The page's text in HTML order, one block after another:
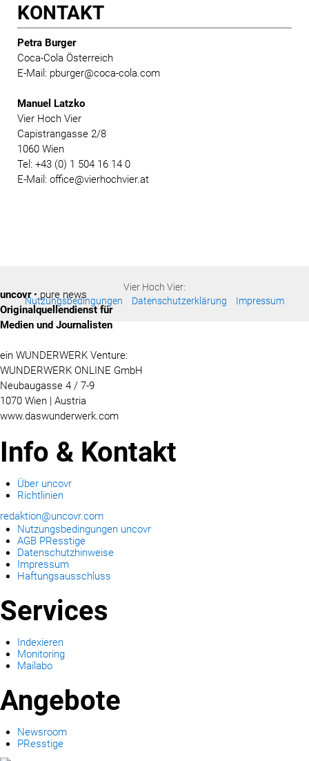
KONTAKT
Petra Burger
Coca-Cola Österreich
E-Mail: pburger@coca-cola.com
Manuel Latzko
Vier Hoch Vier
Capistrangasse 2/8
1060 Wien
Tel: +43 (0) 1 504 16 14 0
E-Mail: office@vierhochvier.at
Vier Hoch Vier:
Nutzungsbedingungen
Datenschutzerklärung Impressum
uncovr• pure news
Originalquellendienst für
Medien und Journalisten
ein WUNDERWERK Venture:
WUNDERWERK ONLINE GmbH
Neubaugasse 4 / 7-9
1070 Wien | Austria
www.daswunderwerk.com
Info & Kontakt
Über uncovr
Richtlinien
redaktion@uncovr.com
Nutzungsbedingungen uncovr
AGB PResstige
Datenschutzhinweise
Impressum
Haftungsausschluss
Services
Indexieren
Monitoring
Mailabo
Angebote
Newsroom
PResstige